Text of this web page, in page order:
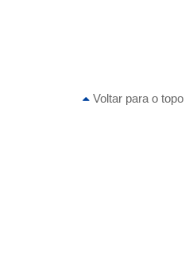
Voltar para o topo